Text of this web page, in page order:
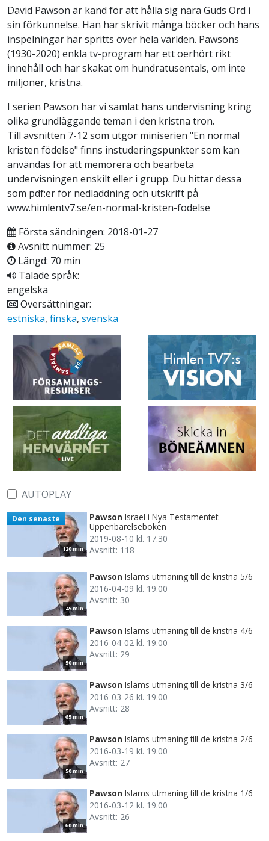
David Pawson är känd för att hålla sig nära Guds Ord i
sin förkunnelse. Han har skrivit många böcker och hans
inspelningar har spritts över hela världen. Pawsons
(1930-2020) enkla tv-program har ett oerhört rikt
innehåll och har skakat om hundratusentals, om inte
miljoner, kristna.
I serien Pawson har vi samlat hans undervisning kring
olika grundläggande teman i den kristna tron.
Till avsnitten 7-12 som utgör miniserien "En normal
kristen födelse" finns instuderingspunkter som kan
användas för att memorera och bearbeta
undervisningen enskilt eller i grupp. Du hittar dessa
som pdf:er för nedladdning och utskrift på
www.himlentv7.se/en-normal-kristen-fodelse
Första sändningen: 2018-01-27
Avsnitt nummer: 25
Längd: 70 min
Talade språk:
engelska
Översättningar:
estniska, finska, svenska
AUTOPLAY
120 min
Den senaste Pawson Israel i Nya Testamentet:
Uppenbarelseboken
2019-08-10 kl. 17.30
Avsnitt: 118
45 min
Pawson Islams utmaning till de kristna 5/6
2016-04-09 kl. 19.00
Avsnitt: 30
50 min
Pawson Islams utmaning till de kristna 4/6
2016-04-02 kl. 19.00
Avsnitt: 29
65 min
Pawson Islams utmaning till de kristna 3/6
2016-03-26 kl. 19.00
Avsnitt: 28
50 min
Pawson Islams utmaning till de kristna 2/6
2016-03-19 kl. 19.00
Avsnitt: 27
60 min
Pawson Islams utmaning till de kristna 1/6
2016-03-12 kl. 19.00
Avsnitt: 26